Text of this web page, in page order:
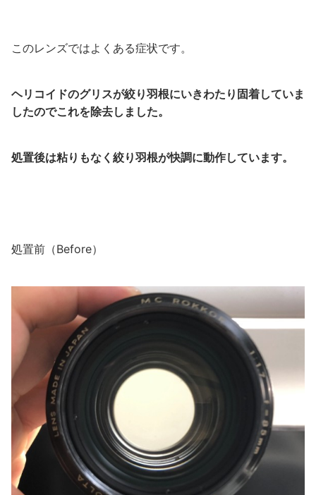
このレンズではよくある症状です。
ヘリコイドのグリスが絞り羽根にいきわたり固着していま
したのでこれを除去しました。
処置後は粘りもなく絞り羽根が快調に動作しています。
処置前（Before）